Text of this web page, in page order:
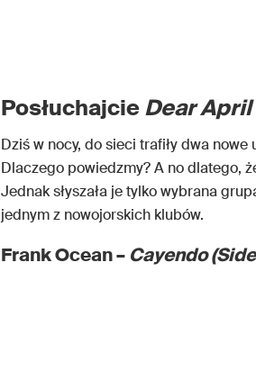
PosłuchajcieDear April
Dziś w nocy, do sieci trafiły dwa nowe
Dlaczego powiedzmy? A no dlatego,
Jednak słyszała je tylko wybrana
jednym z nowojorskich klubów.
Frank Ocean – Cayendo